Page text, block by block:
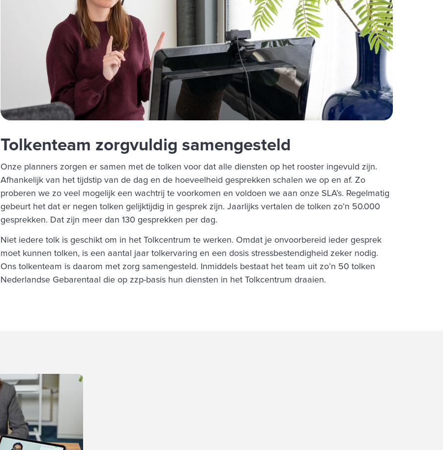
Tolkenteam zorgvuldig samengesteld
Onze planners zorgen er samen met de tolken voor dat alle diensten op het rooster ingevuld zijn.
Afhankelijk van het tijdstip van de dag en de hoeveelheid gesprekken schalen we op en af. Zo
proberen we zo veel mogelijk een wachtrij te voorkomen en voldoen we aan onze SLA’s. Regelmatig
gebeurt het dat er negen tolken gelijktijdig in gesprek zijn. Jaarlijks vertalen de tolken zo’n 50.000
gesprekken. Dat zijn meer dan 130 gesprekken per dag.
Niet iedere tolk is geschikt om in het Tolkcentrum te werken. Omdat je onvoorbereid ieder gesprek
moet kunnen tolken, is een aantal jaar tolkervaring en een dosis stressbestendigheid zeker nodig.
Ons tolkenteam is daarom met zorg samengesteld. Inmiddels bestaat het team uit zo’n 50 tolken
Nederlandse Gebarentaal die op zzp-basis hun diensten in het Tolkcentrum draaien.